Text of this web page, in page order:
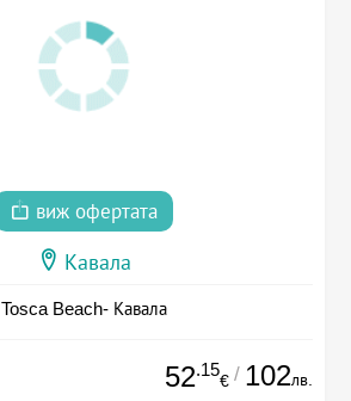
виж офертата
Кавала
Tosca Beach- Кавала
52.15
€ / 102лв.